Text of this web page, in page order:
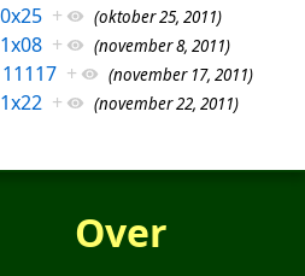
+ (oktober 25, 2011)
+ (november 8, 2011)
+ (november 17, 2011)
+ (november 22, 2011)
Over